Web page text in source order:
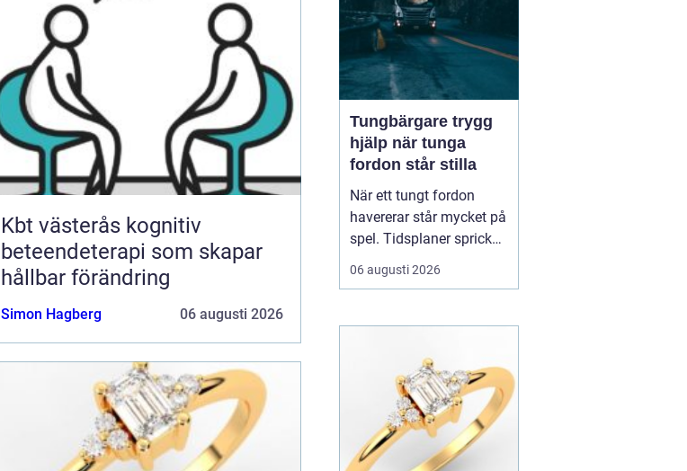
Kbt västerås kognitiv
beteendeterapi som skapar
hållbar förändring
Simon Hagberg 06 augusti 2026
Tungbärgare trygg
hjälp när tunga
fordon står stilla
När ett tungt fordon
havererar står mycket på
spel. Tidsplaner spricker,
gods blir försenat och
trafiken kan snabbt bli
den specialutrustade
06 augusti 2026